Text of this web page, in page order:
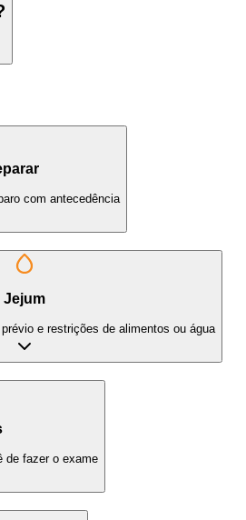
com antecedência
Jejum
e restrições de alimentos ou água
de fazer o exame